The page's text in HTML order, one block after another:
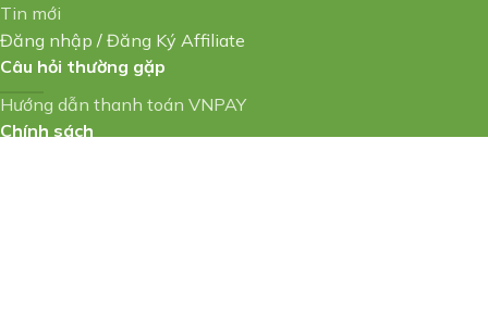
Tin mới
Đăng nhập / Đăng Ký Affiliate
Câu hỏi thường gặp
Hướng dẫn thanh toán VNPAY
Chính sách